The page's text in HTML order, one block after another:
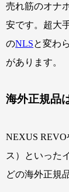
売れ筋のオナ
安です。超大
のNLSと変わ
があります。
海外正規品
NEXUS
ス）といった
どの海外正規